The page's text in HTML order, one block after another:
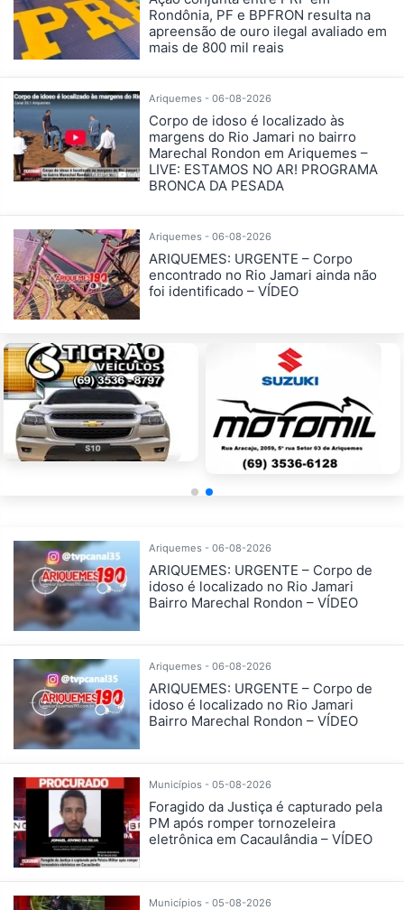
Rondônia, PF e BPFRON resulta na
apreensão de ouro ilegal avaliado em
mais de 800 mil reais
Ariquemes - 06-08-2026
Corpo de idoso é localizado às
margens do Rio Jamari no bairro
Marechal Rondon em Ariquemes –
LIVE: ESTAMOS NO AR! PROGRAMA
BRONCA DA PESADA
Ariquemes - 06-08-2026
ARIQUEMES: URGENTE – Corpo
encontrado no Rio Jamari ainda não
foi identificado – VÍDEO
Ariquemes - 06-08-2026
ARIQUEMES: URGENTE – Corpo de
idoso é localizado no Rio Jamari
Bairro Marechal Rondon – VÍDEO
Ariquemes - 06-08-2026
ARIQUEMES: URGENTE – Corpo de
idoso é localizado no Rio Jamari
Bairro Marechal Rondon – VÍDEO
Municípios - 05-08-2026
Foragido da Justiça é capturado pela
PM após romper tornozeleira
eletrônica em Cacaulândia – VÍDEO
Municípios - 05-08-2026